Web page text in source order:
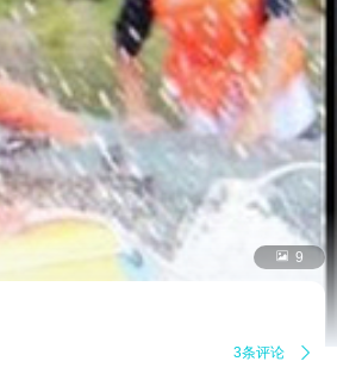
 9
3条评论 